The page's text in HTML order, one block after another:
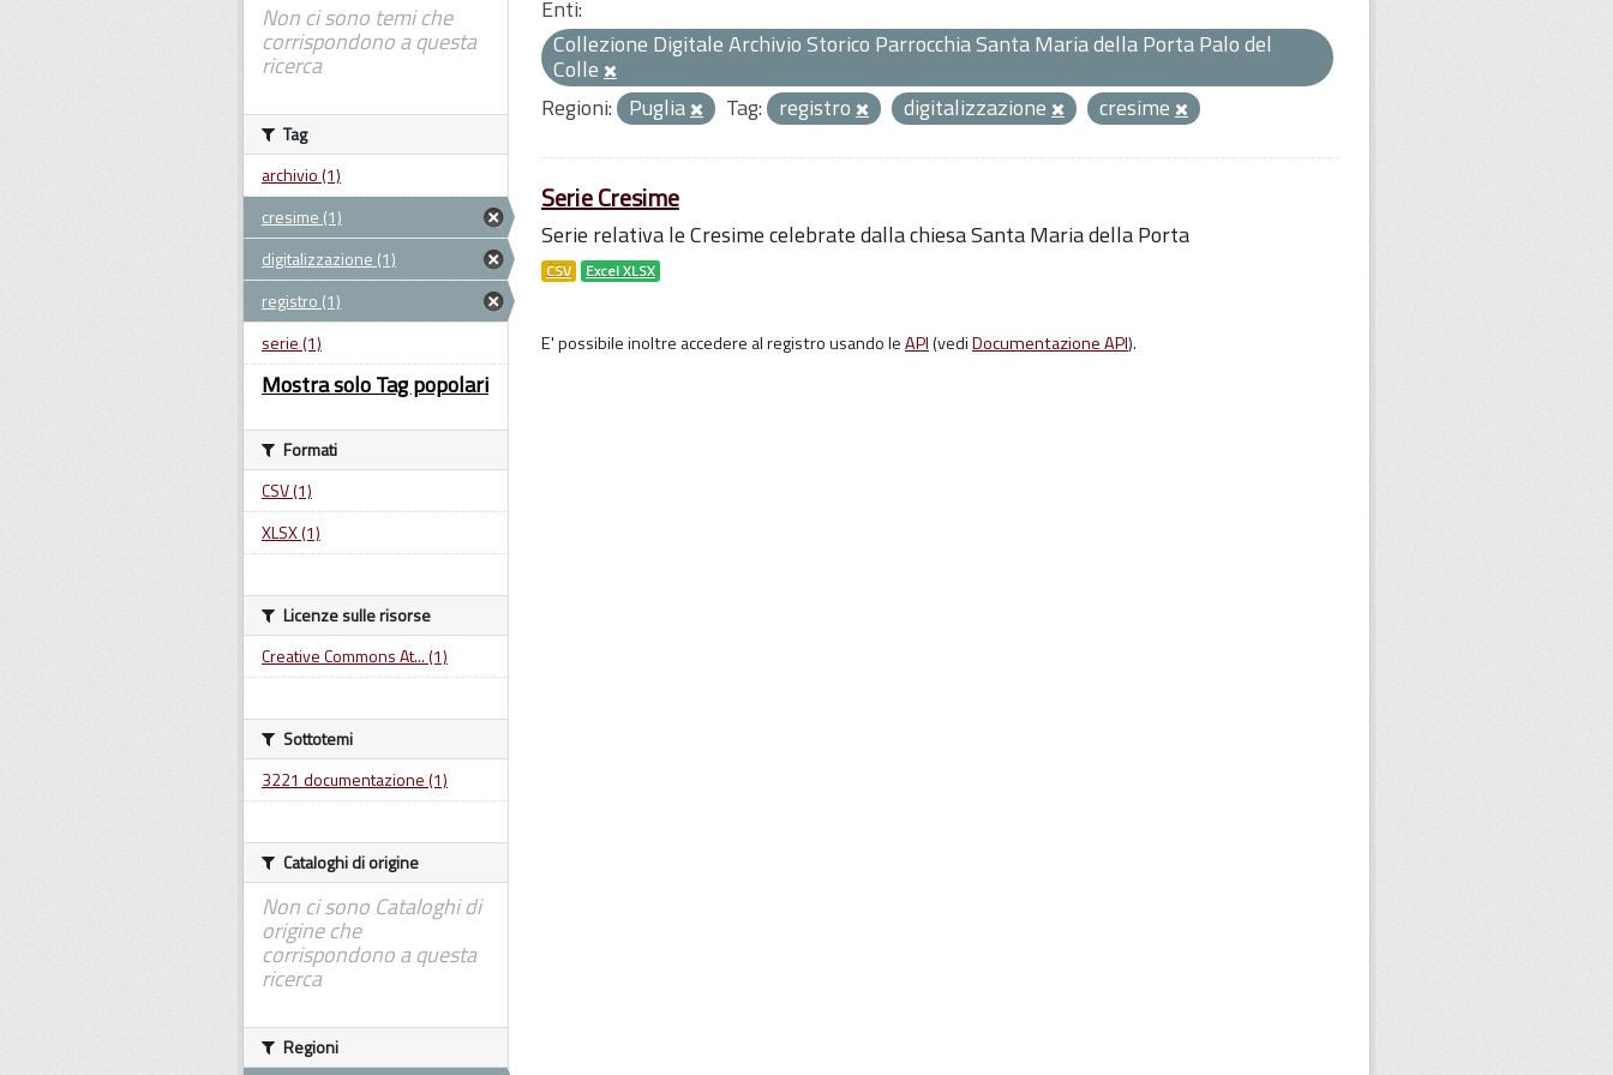
Enti:
Collezione Digitale Archivio Storico Parrocchia Santa Maria della Porta Palo del
Colle
Regioni: Puglia Tag: registro digitalizzazione cresime
Serie Cresime
Serie relativa le Cresime celebrate dalla chiesa Santa Maria della Porta
CSV Excel XLSX
E' possibile inoltre accedere al registro usando leAPI(vediDocumentazione API).
Non ci sono temi che
corrispondono a questa
ricerca
Tag
archivio (1)
cresime (1)
digitalizzazione (1)
registro (1)
serie (1)
Mostra solo Tag popolari
Formati
CSV (1)
XLSX (1)
Licenze sulle risorse
Creative Commons At... (1)
Sottotemi
3221 documentazione (1)
Cataloghi di origine
Non ci sono Cataloghi di
origine che
corrispondono a questa
ricerca
Regioni